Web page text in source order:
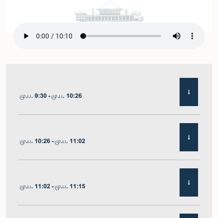
மு.ப. 9:30 - மு.ப. 10:26
மு.ப. 10:26 - மு.ப. 11:02
மு.ப. 11:02 - மு.ப. 11:15